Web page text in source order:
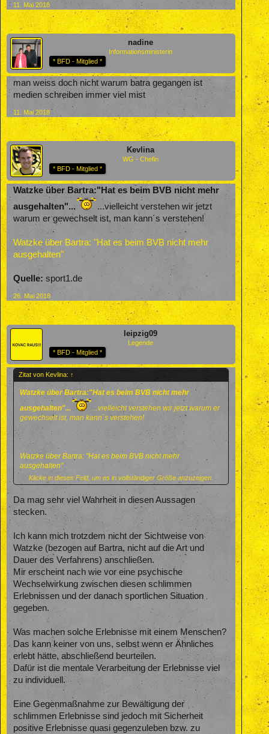
11. Mai 2018
nadine
Informationsministerin
* BFD - Mitglied *
man weiss doch nicht warum batra gegangen ist
medien schreiben immer viel mist
11. Mai 2018
Kevlina
WG - Chefin
* BFD - Mitglied *
Watzke über Bartra:"Hat es beim BVB nicht mehr
ausgehalten"...
...vielleicht verstehen wir jetzt
warum er gewechselt ist, man kann´s verstehen!
Watzke über Bartra: "Hat es beim BVB nicht mehr
ausgehalten"
Quelle: sport1.de
26. Mai 2018
leipzig09
Legende
* BFD - Mitglied *
Zitat von Kevlina: ↑
Watzke über Bartra:"Hat es beim BVB nicht mehr
ausgehalten"...
...vielleicht verstehen wir jetzt warum er
gewechselt ist, man kann´s verstehen!
Watzke über Bartra: "Hat es beim BVB nicht mehr
ausgehalten"
Quelle:sport1.de
Klicke in dieses Feld, um es in vollständiger Größe anzuzeigen.
Da mag sehr viel Wahrheit in diesen Aussagen
stecken.
Ich kann mich trotzdem nicht der Sichtweise von
Watzke (bezogen auf Bartra, nicht auf die Art und
Dauer des Verfahrens) anschließen.
Mir erscheint nach wie vor eine psychische
Wechselwirkung zwischen diesen schlimmen
Erlebnissen und der danach sportlichen Situation
gegeben.
Was machen solche Erlebnisse mit einem Menschen?
Das kann keiner von uns, selbst wenn er Ähnliches
erlebt hätte, abschließend beurteilen.
Dafür ist die mentale Verarbeitung der Erlebnisse viel
zu individuell.
Eine Gegenmaßnahme zur Bewältigung der
schlimmen Erlebnisse sind jedoch mit Sicherheit
positive Erlebnisse quasi gegenzuleben bzw. zu